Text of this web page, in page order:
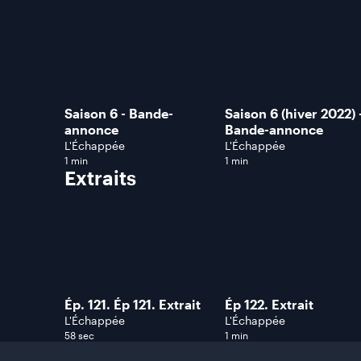
Saison 6 - Bande-
annonce
L'Échappée
1 min
Saison 6 (hiver 2022)
Bande-annonce
L'Échappée
1 min
Extraits
Ép. 121. Ép 121. Extrait
L'Échappée
58 sec
Ép 122. Extrait
L'Échappée
1 min